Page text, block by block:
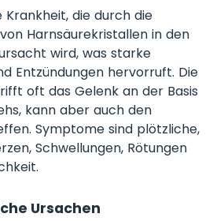
Krankheit, die durch die
Harnsäurekristallen in den
wird, was starke
Entzündungen hervorruft. Die
oft das Gelenk an der Basis
kann aber auch den
Symptome sind plötzliche,
Schwellungen, Rötungen
Ursachen